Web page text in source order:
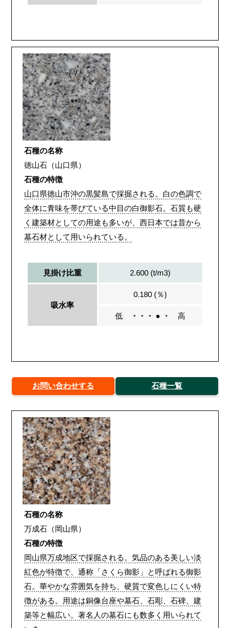
石種の名称
徳山石（山口県）
石種の特徴
山口県徳山市沖の黒髪島で採掘される。白の色調で
全体に青味を帯びている中目の白御影石。石質も硬
く建築材としての用途も多いが、西日本では昔から
墓石材として用いられている。
見掛け比重 2.600 (t/m3)
吸水率
0.180 (％)
低 ・・・ ● ・ 高
お問い合わせする 石種一覧
石種の名称
万成石（岡山県）
石種の特徴
岡山県万成地区で採掘される。気品のある美しい淡
紅色が特徴で、通称「さくら御影」と呼ばれる御影
石。華やかな雰囲気を持ち、硬質で変色しにくい特
徴がある。用途は銅像台座や墓石、石彫、石碑、建
築等と幅広い。著名人の墓石にも数多く用いられて